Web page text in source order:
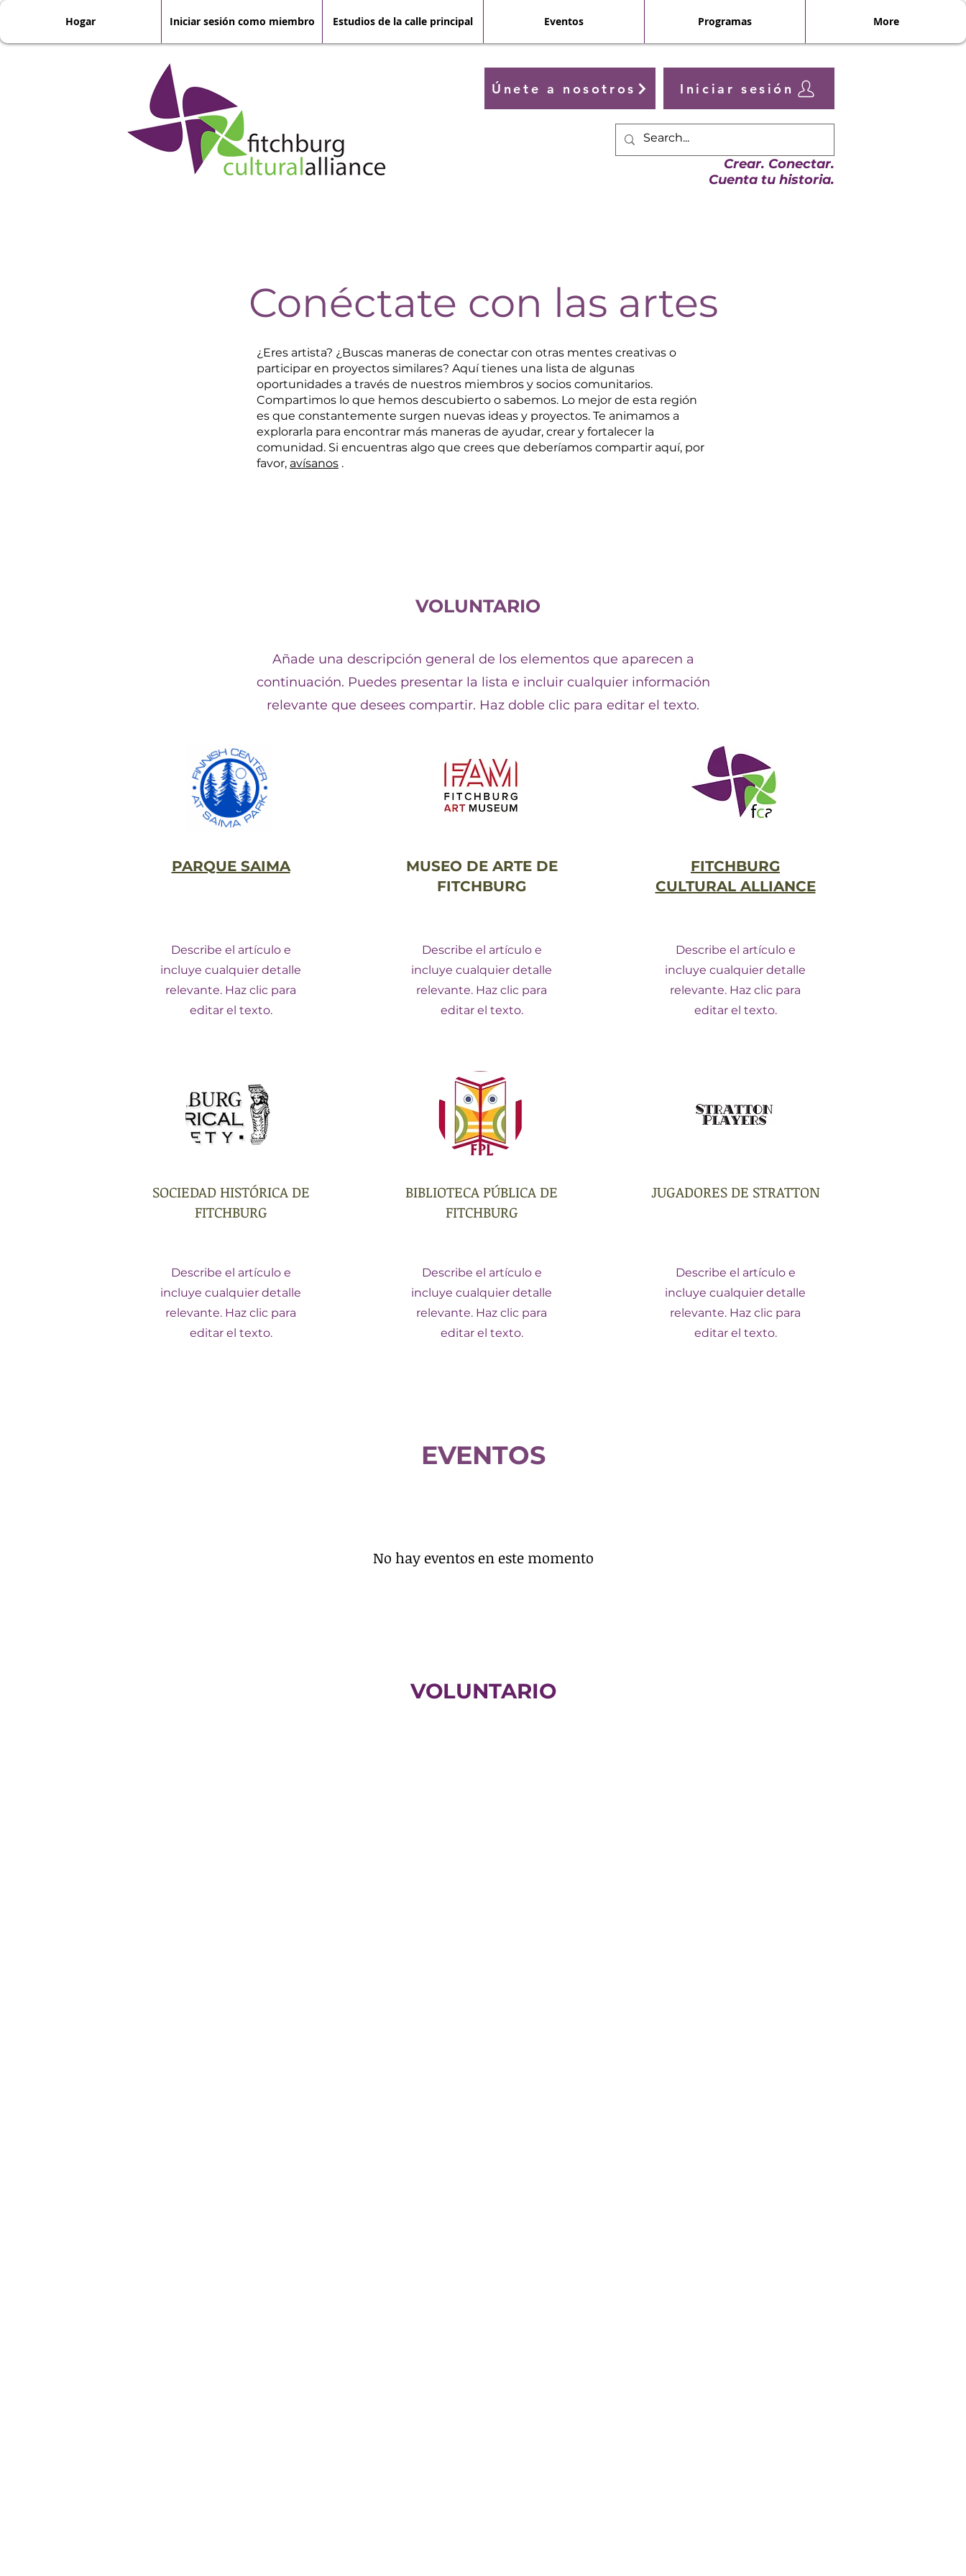
Hogar Iniciar sesión como miembro Estudios de la calle principal Eventos Programas More
Únete a nosotros Iniciar sesión
Crear. Conectar.
Cuenta tu historia.
Conéctate con las artes
¿Eres artista? ¿Buscas maneras de conectar con otras mentes creativas o
participar en proyectos similares? Aquí tienes una lista de algunas
oportunidades a través de nuestros miembros y socios comunitarios.
Compartimos lo que hemos descubierto o sabemos. Lo mejor de esta región
es que constantemente surgen nuevas ideas y proyectos. Te animamos a
explorarla para encontrar más maneras de ayudar, crear y fortalecer la
comunidad. Si encuentras algo que crees que deberíamos compartir aquí, por
favor, avísanos .
VOLUNTARIO
Añade una descripción general de los elementos que aparecen a
continuación. Puedes presentar la lista e incluir cualquier información
relevante que desees compartir. Haz doble clic para editar el texto.
PARQUE SAIMA
Describe el artículo e
incluye cualquier detalle
relevante. Haz clic para
editar el texto.
SOCIEDAD HISTÓRICA DE
FITCHBURG
Describe el artículo e
incluye cualquier detalle
relevante. Haz clic para
editar el texto.
MUSEO DE ARTE DE
FITCHBURG
Describe el artículo e
incluye cualquier detalle
relevante. Haz clic para
editar el texto.
BIBLIOTECA PÚBLICA DE
FITCHBURG
Describe el artículo e
incluye cualquier detalle
relevante. Haz clic para
editar el texto.
FITCHBURG
CULTURAL ALLIANCE
Describe el artículo e
incluye cualquier detalle
relevante. Haz clic para
editar el texto.
JUGADORES DE STRATTON
Describe el artículo e
incluye cualquier detalle
relevante. Haz clic para
editar el texto.
EVENTOS
No hay eventos en este momento
VOLUNTARIO